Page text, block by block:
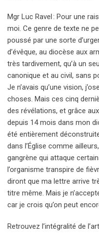
Mgr Luc Ravel : Pour une
moi. Ce genre de texte ne
poussé par une sorte
d’évêque, au diocèse aux
très tardivement, qu’à un
canonique et au civil, sans
Je n’avais qu’une vision,
choses. Mais ces cinq
des révélations, et grâce
depuis 14 mois dans mon
été entièrement
dans l’Église comme
gangrène qui attaque
l’organisme transpire de
diront que ma lettre arrive
titre même. Mais je
car je crois qu’on peut
Retrouvez l’intégralité de